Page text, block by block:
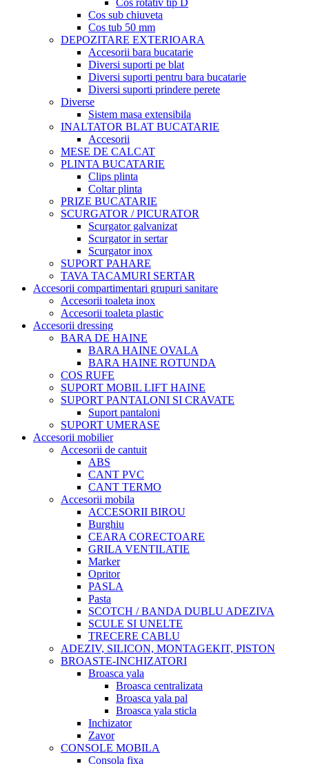
Cos sub chiuveta
Cos tub 50 mm
DEPOZITARE EXTERIOARA
Accesorii bara bucatarie
Diversi suporti pe blat
Diversi suporti pentru bara bucatarie
Diversi suporti prindere perete
Diverse
Sistem masa extensibila
INALTATOR BLAT BUCATARIE
Accesorii
MESE DE CALCAT
PLINTA BUCATARIE
Clips plinta
Coltar plinta
PRIZE BUCATARIE
SCURGATOR / PICURATOR
Scurgator galvanizat
Scurgator in sertar
Scurgator inox
SUPORT PAHARE
TAVA TACAMURI SERTAR
Accesorii compartimentari grupuri sanitare
Accesorii toaleta inox
Accesorii toaleta plastic
Accesorii dressing
BARA DE HAINE
BARA HAINE OVALA
BARA HAINE ROTUNDA
COS RUFE
SUPORT MOBIL LIFT HAINE
SUPORT PANTALONI SI CRAVATE
Suport pantaloni
SUPORT UMERASE
Accesorii mobilier
Accesorii de cantuit
ABS
CANT PVC
CANT TERMO
Accesorii mobila
ACCESORII BIROU
Burghiu
CEARA CORECTOARE
GRILA VENTILATIE
Marker
Opritor
PASLA
Pasta
SCOTCH / BANDA DUBLU ADEZIVA
SCULE SI UNELTE
TRECERE CABLU
ADEZIV, SILICON, MONTAGEKIT, PISTON
BROASTE-INCHIZATORI
Broasca yala
Broasca centralizata
Broasca yala pal
Broasca yala sticla
Inchizator
Zavor
CONSOLE MOBILA
Consola fixa